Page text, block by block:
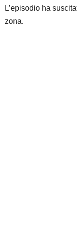
L’episodio ha
zona.